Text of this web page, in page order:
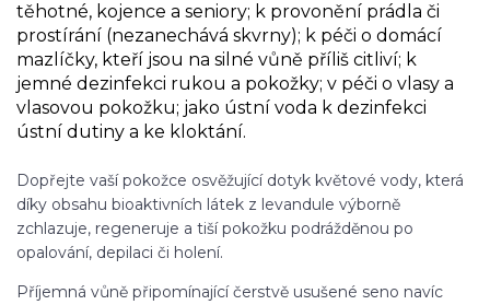
těhotné, kojence a seniory; k provonění prádla či
prostírání (nezanechává skvrny); k péči o domácí
mazlíčky, kteří jsou na silné vůně příliš citliví; k
jemné dezinfekci rukou a pokožky; v péči o vlasy a
vlasovou pokožku; jako ústní voda k dezinfekci
ústní dutiny a ke kloktání.
Dopřejte vaší pokožce osvěžující dotyk květové vody, která
díky obsahu bioaktivních látek z levandule výborně
zchlazuje, regeneruje a tiší pokožku podrážděnou po
opalování, depilaci či holení.
Příjemná vůně připomínající čerstvě usušené seno navíc